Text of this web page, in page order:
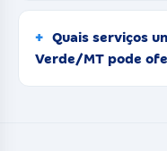
Quais serviços
Verde/MT pode